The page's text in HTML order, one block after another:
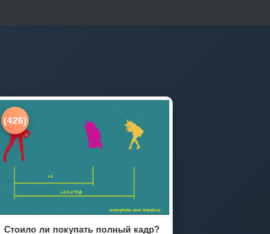
(426)
Стоило ли покупать полный кадр?